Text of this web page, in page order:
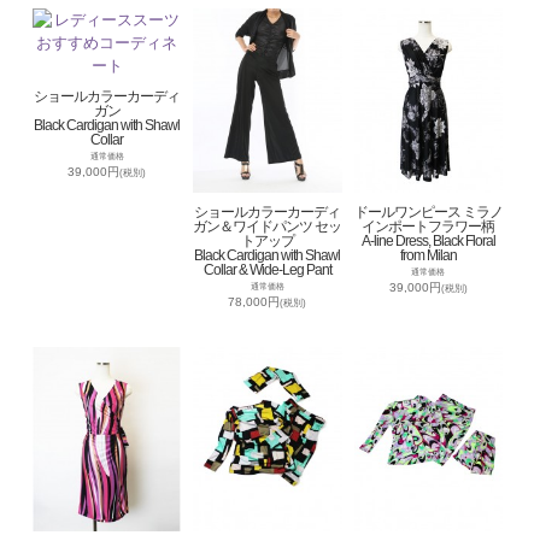
ショールカラーカーディ
ガン
Black Cardigan with Shawl
Collar
通常価格
39,000円(税別)
ショールカラーカーディ
ガン＆ワイドパンツ セッ
トアップ
Black Cardigan with Shawl
Collar & Wide-Leg Pant
通常価格
78,000円(税別)
ドールワンピース ミラノ
インポートフラワー柄
A-line Dress, Black Floral
from Milan
通常価格
39,000円(税別)